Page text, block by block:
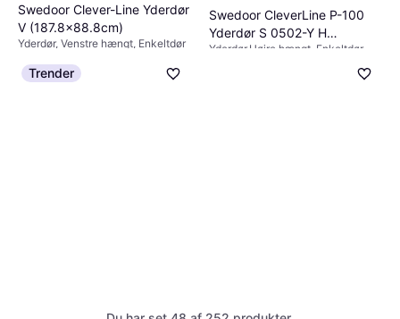
Swedoor Clever-Line Yderdør
V (187.8x88.8cm)
Yderdør, Venstre hængt, Enkeltdør
2.610 kr.
2 butikker
Swedoor CleverLine P-100
Yderdør S 0502-Y H
(94.8x211.5cm)
Yderdør,Højre hængt, Enkeltdør,
Trender